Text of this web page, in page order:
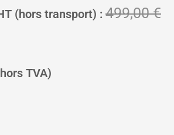
(hors transport) : 499,00€
TVA)